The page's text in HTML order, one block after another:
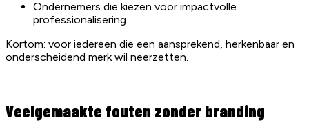
Ondernemers die kiezen voor impactvolle
professionalisering
Kortom: voor iedereen die een aansprekend, herkenbaar en
onderscheidend merk wil neerzetten.
Veelgemaakte fouten zonder branding